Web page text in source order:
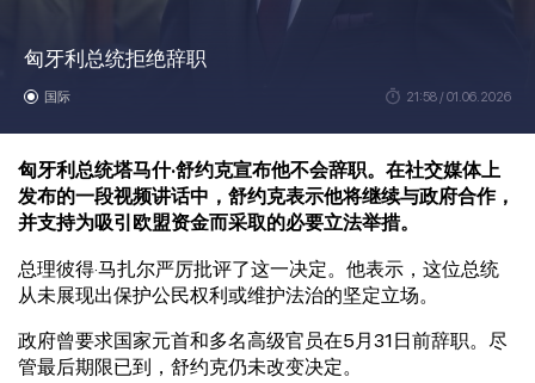
匈牙利总统拒绝辞职
国际 21:58 / 01.06.2026
匈牙利总统塔马什·舒约克宣布他不会辞职。在社交媒体上
发布的一段视频讲话中，舒约克表示他将继续与政府合作，
并支持为吸引欧盟资金而采取的必要立法举措。
总理彼得·马扎尔严厉批评了这一决定。他表示，这位总统
从未展现出保护公民权利或维护法治的坚定立场。
政府曾要求国家元首和多名高级官员在5月31日前辞职。尽
管最后期限已到，舒约克仍未改变决定。